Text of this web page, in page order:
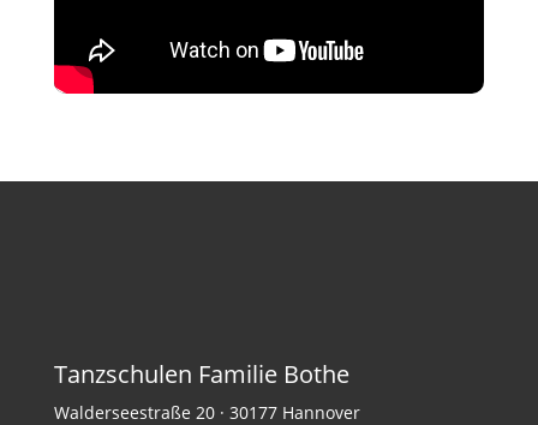
Tanzschulen Familie Bothe
Walderseestraße 20 · 30177 Hannover